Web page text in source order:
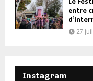
entre
27
Instagram